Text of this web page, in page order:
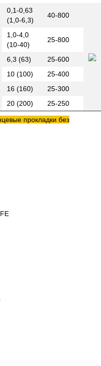
0,1-0,63
(1,0-6,3)
40-800
1,0-4,0
(10-40)
25-800
6,3 (63)
25-600
10 (100)
25-400
16 (160)
25-300
20 (200)
25-250
прокладки без